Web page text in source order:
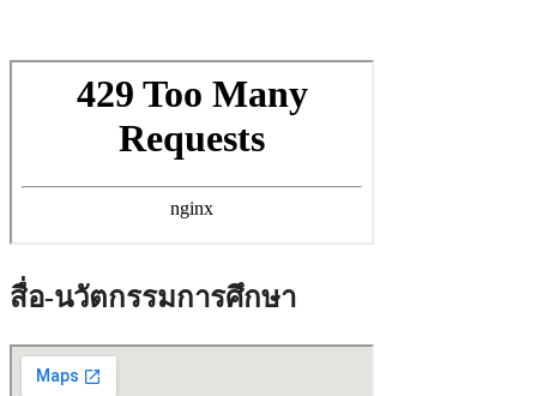
สื่อ-นวัตกรรมการศึกษา